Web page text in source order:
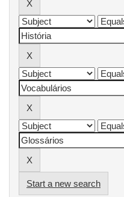
Start a new search